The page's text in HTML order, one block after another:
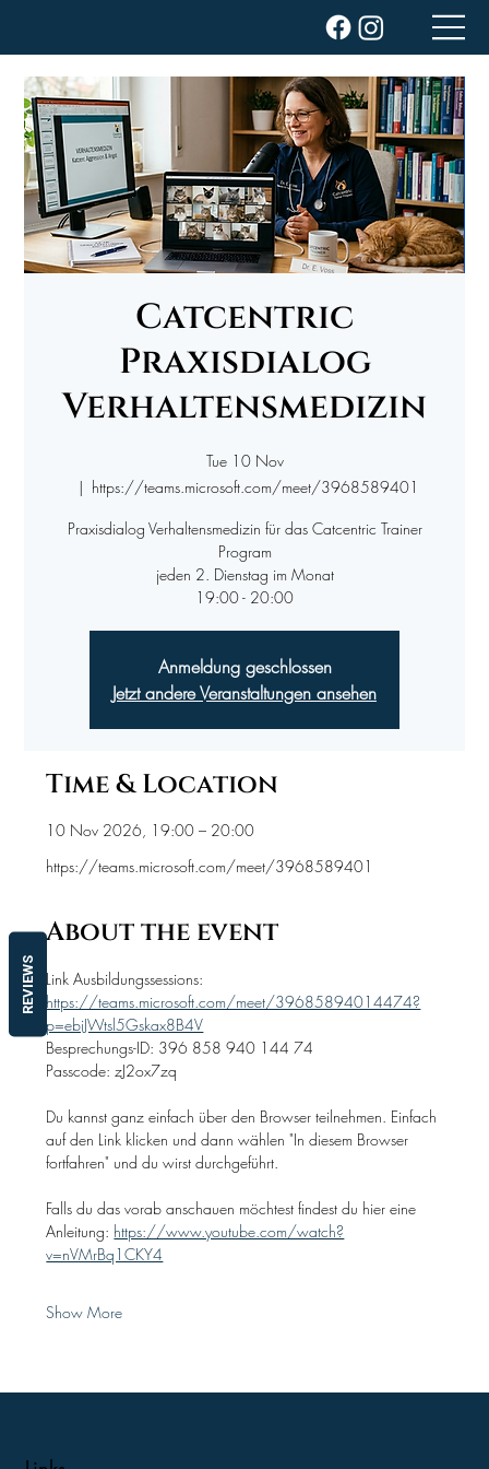
Catcentric
Praxisdialog
Verhaltensmedizin
Tue 10 Nov
  |
https://teams.microsoft.com/meet/3968589401
Praxisdialog Verhaltensmedizin für das Catcentric Trainer
Program
jeden 2. Dienstag im Monat
19:00 - 20:00
Anmeldung geschlossen
Jetzt andere Veranstaltungen ansehen
Time & Location
10 Nov 2026, 19:00 – 20:00
https://teams.microsoft.com/meet/3968589401
About the event
Link Ausbildungssessions:
https://teams.microsoft.com/meet/39685894014474?
p=ebiJWtsl5Gskax8B4V
Besprechungs-ID: 396 858 940 144 74
Passcode: zJ2ox7zq
Du kannst ganz einfach über den Browser teilnehmen. Einfach
auf den Link klicken und dann wählen "In diesem Browser
fortfahren" und du wirst durchgeführt.
Falls du das vorab anschauen möchtest findest du hier eine
Anleitung: https://www.youtube.com/watch?
v=nVMrBq1CKY4
Show More
REVIEWS